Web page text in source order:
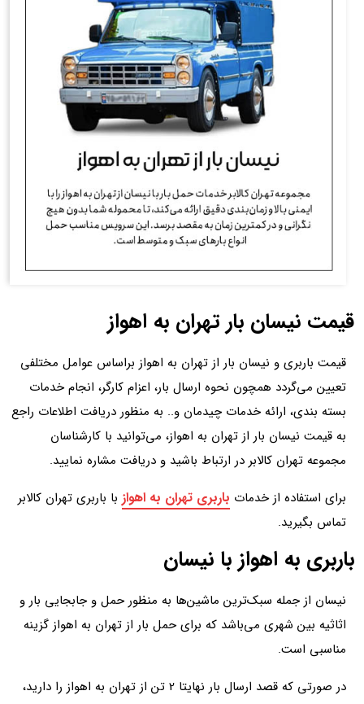
قیمت نیسان بار تهران به اهواز
قیمت باربری و نیسان بار از تهران به اهواز براساس عوامل مختلفی
تعیین می‌گردد همچون نحوه ارسال بار، اعزام کارگر، انجام خدمات
بسته بندی، ارائه خدمات چیدمان و.. به منظور دریافت اطلاعات راجع
به قیمت نیسان بار از تهران به اهواز، می‌توانید با کارشناسان
مجموعه تهران کالابر در ارتباط باشید و دریافت مشاره نمایید.
برای استفاده از خدمات باربری تهران به اهواز با باربری تهران کالابر
تماس بگیرید.
باربری به اهواز با نیسان
نیسان از جمله سبک‌ترین ماشین‌ها به منظور حمل و جابجایی بار و
اثاثیه بین شهری می‌باشد که برای حمل بار از تهران به اهواز گزینه
مناسبی است.
در صورتی که قصد ارسال بار نهایتا 2 تن از تهران به اهواز را دارید،